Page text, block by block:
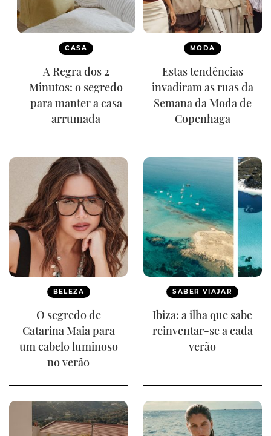
CASA
A Regra dos 2
Minutos: o segredo
para manter a casa
arrumada
MODA
Estas tendências
invadiram as ruas da
Semana da Moda de
Copenhaga
BELEZA
O segredo de
Catarina Maia para
um cabelo luminoso
no verão
SABER VIAJAR
Ibiza: a ilha que sabe
reinventar-se a cada
verão